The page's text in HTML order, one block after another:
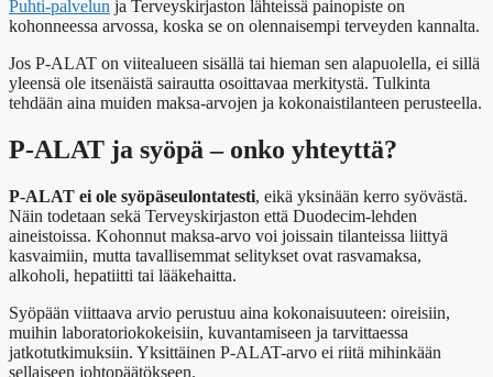
Puhti-palvelun ja Terveyskirjaston lähteissä painopiste on
kohonneessa arvossa, koska se on olennaisempi terveyden kannalta.
Jos P-ALAT on viitealueen sisällä tai hieman sen alapuolella, ei sillä
yleensä ole itsenäistä sairautta osoittavaa merkitystä. Tulkinta
tehdään aina muiden maksa-arvojen ja kokonaistilanteen perusteella.
P-ALAT ja syöpä – onko yhteyttä?
P-ALAT ei ole syöpäseulontatesti, eikä yksinään kerro syövästä.
Näin todetaan sekä Terveyskirjaston että Duodecim-lehden
aineistoissa. Kohonnut maksa-arvo voi joissain tilanteissa liittyä
kasvaimiin, mutta tavallisemmat selitykset ovat rasvamaksa,
alkoholi, hepatiitti tai lääkehaitta.
Syöpään viittaava arvio perustuu aina kokonaisuuteen: oireisiin,
muihin laboratoriokokeisiin, kuvantamiseen ja tarvittaessa
jatkotutkimuksiin. Yksittäinen P-ALAT-arvo ei riitä mihinkään
sellaiseen johtopäätökseen.